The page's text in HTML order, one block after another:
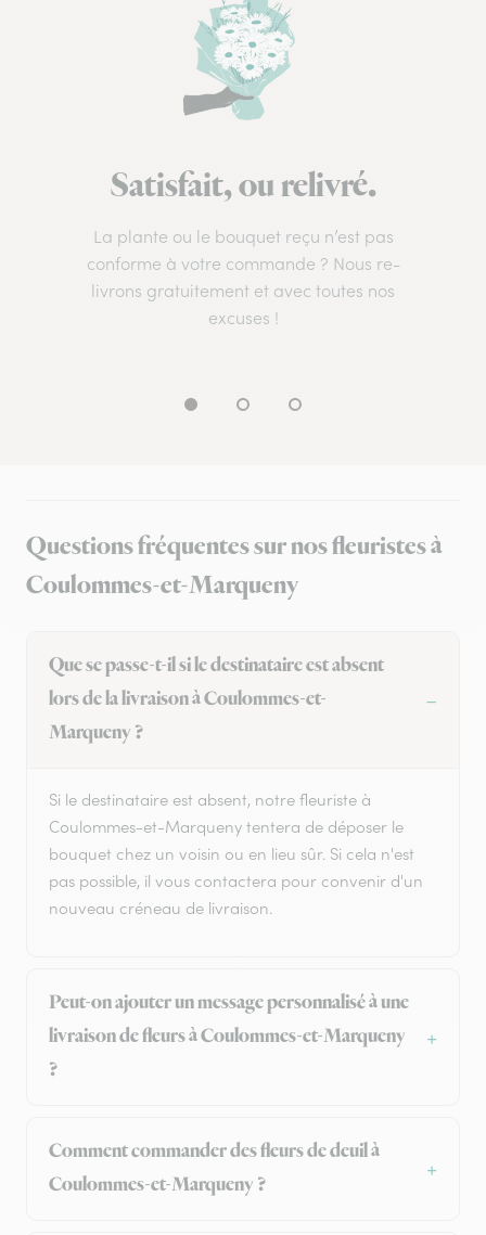
Satisfait, ou relivré.
La plante ou le bouquet reçu n’est pas
conforme à votre commande ? Nous re-
livrons gratuitement et avec toutes nos
excuses !
Questions fréquentes sur nos fleuristes à
Coulommes-et-Marqueny
Que se passe-t-il si le destinataire est absent
lors de la livraison à Coulommes-et-
Marqueny ?
Si le destinataire est absent, notre fleuriste à
Coulommes-et-Marqueny tentera de déposer le
bouquet chez un voisin ou en lieu sûr. Si cela n'est
pas possible, il vous contactera pour convenir d'un
nouveau créneau de livraison.
Peut-on ajouter un message personnalisé à une
livraison de fleurs à Coulommes-et-Marqueny
?
Comment commander des fleurs de deuil à
Coulommes-et-Marqueny ?